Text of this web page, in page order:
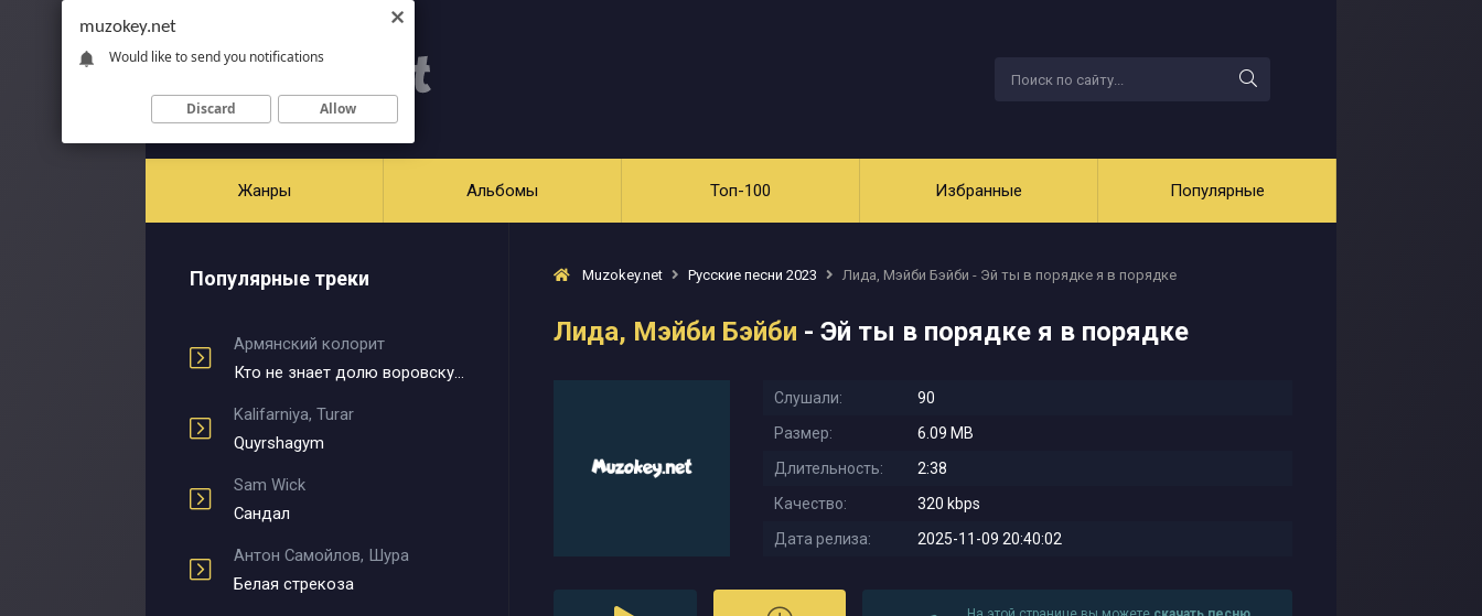
Жанры Альбомы Топ-100 Избранные Популярные
Популярные треки
Армянский колорит
Кто не знает долю воровскую
Kalifarniya, Turar
Quyrshagym
Sam Wick
Сандал
Антон Самойлов, Шура
Белая стрекоза
Muzokey.net Русские песни 2023 Лида, Мэйби Бэйби - Эй ты в порядке я в порядке
Лида, Мэйби Бэйби - Эй ты в порядке я в порядке
Слушали:
90
Размер:
6.09 MB
Длительность:
2:38
Качество:
320 kbps
Дата релиза:
2025-11-09 20:40:02
muzokey.net
Would like to send you notifications
Discard Allow